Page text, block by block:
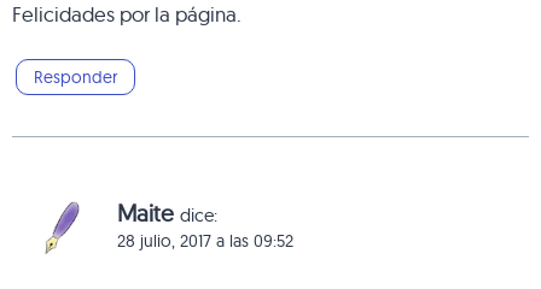
Felicidades por la página.
Responder
Maite dice:
28 julio, 2017 a las 09:52